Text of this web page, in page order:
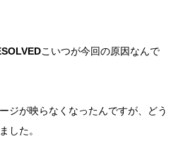
こいつが今回の原因なんで
ジが映らなくなったんですが、どう
した。